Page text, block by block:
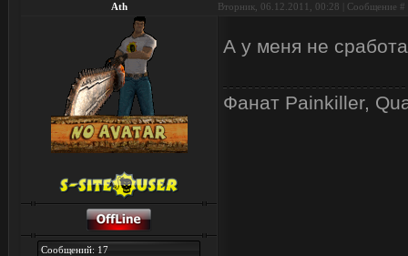
Ath Вторник, 06.12.2011, 00:28 | Сообщение #
Сообщений: 17
А у меня не
Фанат Painkiller,